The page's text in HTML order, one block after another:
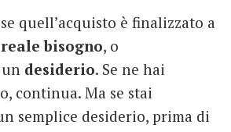
quell’acquisto è finalizzato a
bisogno, o
desiderio. Se ne hai
continua. Ma se stai
semplice desiderio, prima di